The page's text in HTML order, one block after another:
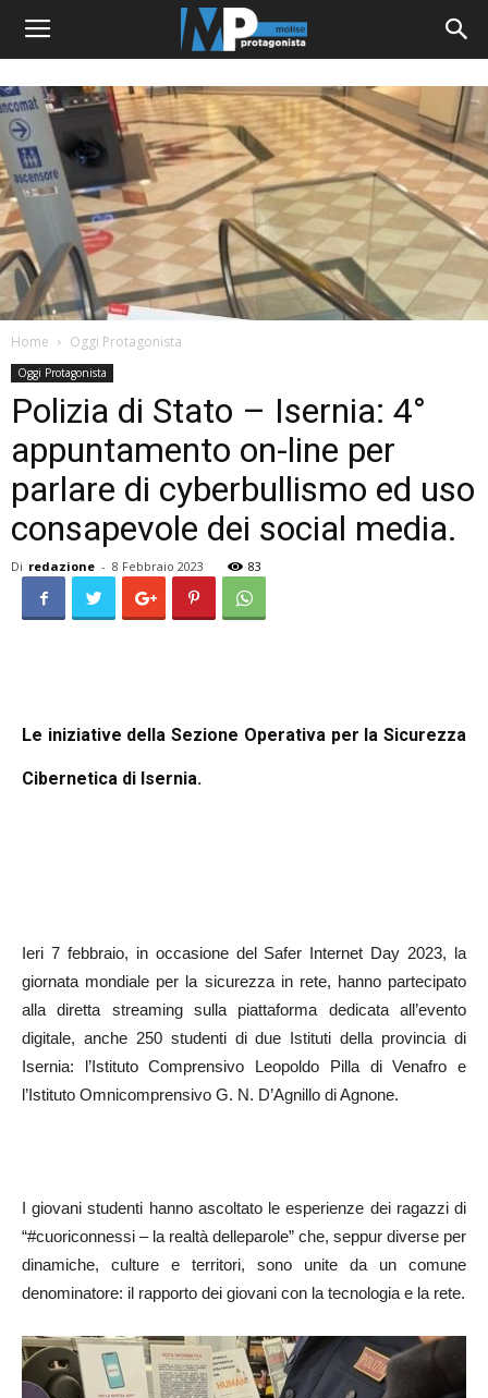
Home Oggi Protagonista
Oggi Protagonista
Polizia di Stato – Isernia: 4°
appuntamento on-line per
parlare di cyberbullismo ed uso
consapevole dei social media.
Di redazione - 8 Febbraio 2023 83
Le iniziative della Sezione Operativa per la Sicurezza
Cibernetica di Isernia.
Ieri 7 febbraio, in occasione del Safer Internet Day 2023, la
giornata mondiale per la sicurezza in rete, hanno partecipato
alla diretta streaming sulla piattaforma dedicata all’evento
digitale, anche 250 studenti di due Istituti della provincia di
Isernia: l’Istituto Comprensivo Leopoldo Pilla di Venafro e
l’Istituto Omnicomprensivo G. N. D’Agnillo di Agnone.
I giovani studenti hanno ascoltato le esperienze dei ragazzi di
“#cuoriconnessi – la realtà delleparole” che, seppur diverse per
dinamiche, culture e territori, sono unite da un comune
denominatore: il rapporto dei giovani con la tecnologia e la rete.